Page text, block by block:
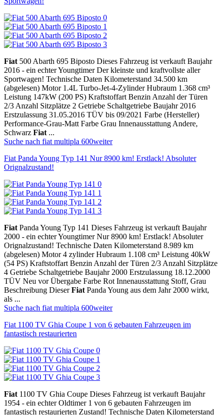
Fiat 500 Abarth 695 Biposto Dieses Fahrzeug ist verkauft Baujahr
2016 - ein echter Youngtimer Der kleinste und kraftvollste aller
Sportwagen! Technische Daten Kilometerstand 34.500 km
(abgelesen) Motor 1.4L Turbo-Jet-4-Zylinder Hubraum 1.368 cm³
Leistung 147kW (200 PS) Kraftstoffart Benzin Anzahl der Türen
2/3 Anzahl Sitzplätze 2 Getriebe Schaltgetriebe Baujahr 2016
Erstzulassung 31.05.2016 TÜV bis 09/2021 Farbe (Hersteller)
Performance-Grau-Matt Farbe Grau Innenausstattung Andere,
Schwarz Fiat ...
Suche nach fiat multipla 600weiter
Fiat Panda Young Typ 141 Nur 8900 km! Erstlack! Absoluter
Orignalzustand!
Fiat Panda Young Typ 141 Dieses Fahrzeug ist verkauft Baujahr
2000 - ein echter Youngtimer Nur 8900 km! Erstlack! Absoluter
Orignalzustand! Technische Daten Kilometerstand 8.989 km
(abgelesen) Motor 4 zylinder Hubraum 1.108 cm³ Leistung 40kW
(54 PS) Kraftstoffart Benzin Anzahl der Türen 2/3 Anzahl Sitzplätze
4 Getriebe Schaltgetriebe Baujahr 2000 Erstzulassung 18.12.2000
TÜV Neu vor Übergabe Farbe Rot Innenausstattung Stoff, Grau
Beschreibung DieserFiat Panda Young aus dem Jahr 2000 wirkt,
als ...
Suche nach fiat multipla 600weiter
Fiat 1100 TV Ghia Coupe 1 von 6 gebauten Fahrzeugen im
fantastisch restaurierten
Fiat 1100 TV Ghia Coupe Dieses Fahrzeug ist verkauft Baujahr
1954 - ein echter Oldtimer 1 von 6 gebauten Fahrzeugen im
fantastisch restaurierten Zustand! Technische Daten Kilometerstand